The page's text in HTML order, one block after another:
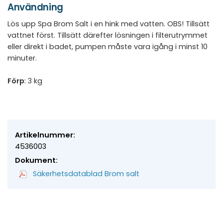
Användning
Lös upp Spa Brom Salt i en hink med vatten. OBS! Tillsätt
vattnet först. Tillsätt därefter lösningen i filterutrymmet
eller direkt i badet, pumpen måste vara igång i minst 10
minuter.
Förp: 3 kg
Artikelnummer:
4536003
Dokument:
Säkerhetsdatablad Brom salt